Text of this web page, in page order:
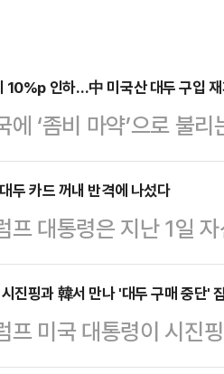
10%p 인하…中 미국산 대두 구입
에 ‘좀비 마약’으로 불
하고 대두(콩)를 다시
핵심 정치적 지지기반
에 따르면 미·중 무역
타닐 원료 밀수출 단
던 20% 관세를 10%까
재 평균 55%인 미국
두 카드 꺼내 반격에 나섰다
프 대통령은 지난 1일
주 후 시진핑(習近平)
두(大豆·콩)가 될 것”
다. 그러면서 “중국이
진핑과 韓서 만나 '대두 구매 중단'
프 미국 대통령이 시진
두 구매 중단에 대해